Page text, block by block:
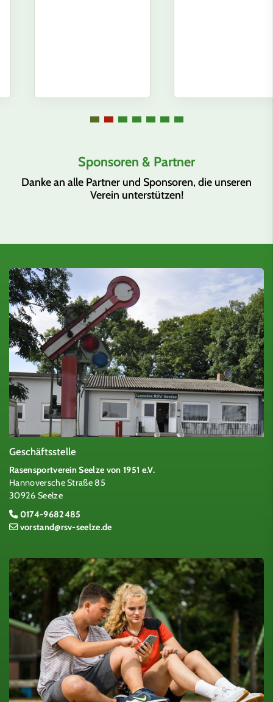
Sponsoren & Partner
Danke an alle Partner und Sponsoren, die unseren
Verein unterstützen!
Geschäftsstelle
Rasensportverein Seelze von 1951 e.V.
Hannoversche Straße 85
30926 Seelze
0174-9682485
vorstand@rsv-seelze.de